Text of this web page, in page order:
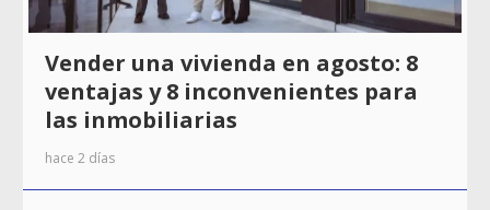
Vender una vivienda en agosto: 8
ventajas y 8 inconvenientes para
las inmobiliarias
hace 2 días